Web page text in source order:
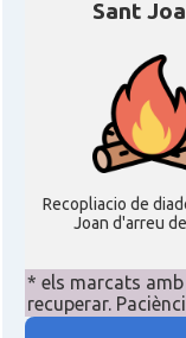
Sant
Recopliacio de
Joan d'arreu
* els marcats
recuperar.